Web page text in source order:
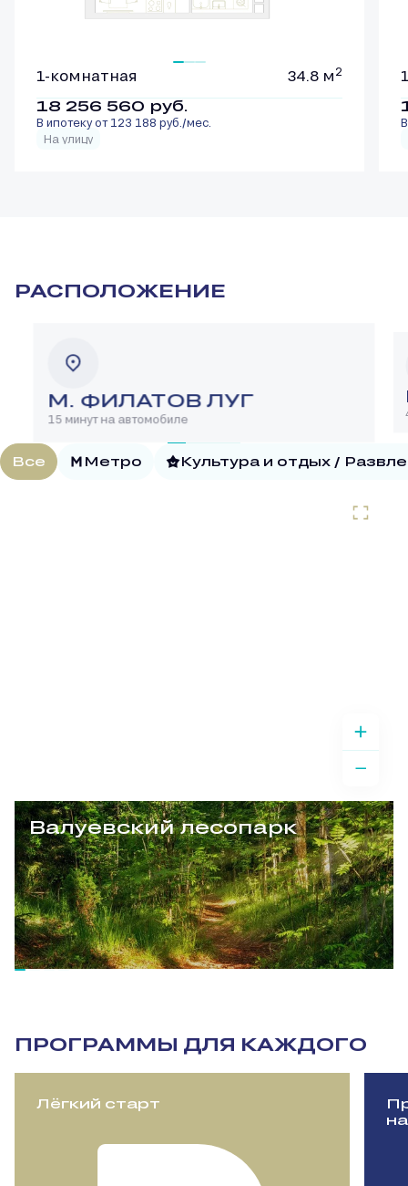
1-комнатная 34.8 м 2
18 256 560 руб.
В ипотеку от 123 188 руб./мес.
На улицу
РАСПОЛОЖЕНИЕ
М. ФИЛАТОВ ЛУГ
15 минут на автомобиле
Все Метро Культура и отдых /
Валуевский лесопарк
ПРОГРАММЫ ДЛЯ КАЖДОГО
Лёгкий старт